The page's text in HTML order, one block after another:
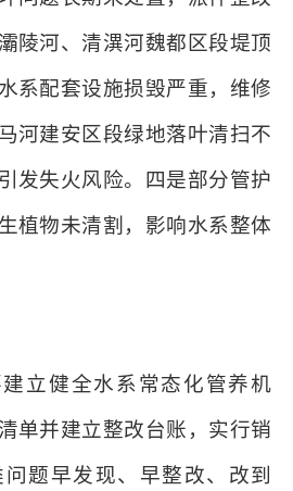
陵河、清潩河魏都区段堤顶
系配套设施损毁严重，维修
河建安区段绿地落叶清扫不
发失火风险。四是部分管护
植物未清割，影响水系整体
立健全水系常态化管养机
单并建立整改台账，实行销
题早发现、早整改、改到